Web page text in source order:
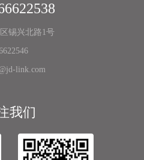
锡兴北路1号
link.com
我们